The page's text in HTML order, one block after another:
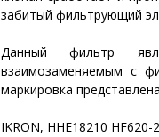
забитый фильтрующий
Данный фильтр
взаимозаменяемым с
маркировка
IKRON, HHE18210 HF620-